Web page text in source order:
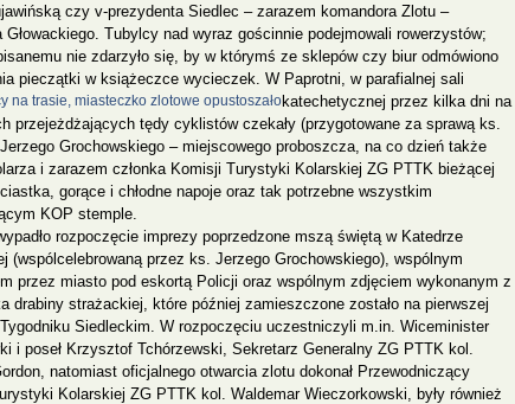
czy v-prezydenta Siedlec – zarazem komandora Zlotu –
Głowackiego. Tubylcy nad wyraz gościnnie podejmowali rowerzystów;
nie zdarzyło się, by w którymś ze sklepów czy biur odmówiono
pieczątki w książeczce wycieczek. W Paprotni, w parafialnej sali
katechetycznej przez kilka dni na
przejeżdżających tędy cyklistów czekały (przygotowane za sprawą ks.
Grochowskiego – miejscowego proboszcza, na co dzień także
i zarazem członka Komisji Turystyki Kolarskiej ZG PTTK bieżącej
gorące i chłodne napoje oraz tak potrzebne wszystkim
KOP stemple.
rozpoczęcie imprezy poprzedzone mszą świętą w Katedrze
(wspólcelebrowaną przez ks. Jerzego Grochowskiego), wspólnym
przez miasto pod eskortą Policji oraz wspólnym zdjęciem wykonanym z
drabiny strażackiej, które później zamieszczone zostało na pierwszej
Siedleckim. W rozpoczęciu uczestniczyli m.in. Wiceminister
i poseł Krzysztof Tchórzewski, Sekretarz Generalny ZG PTTK kol.
natomiast oficjalnego otwarcia zlotu dokonał Przewodniczący
Kolarskiej ZG PTTK kol. Waldemar Wieczorkowski, były również